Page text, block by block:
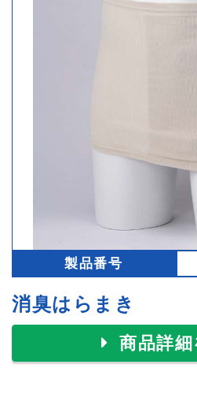
製品番号
消臭はらまき
商品詳